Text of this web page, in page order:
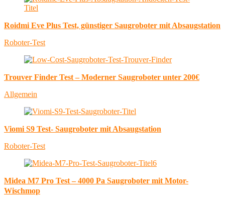
Roidmi Eve Plus Test, günstiger Saugroboter mit Absaugstation
Roboter-Test
Trouver Finder Test – Moderner Saugroboter unter 200€
Allgemein
Viomi S9 Test- Saugroboter mit Absaugstation
Roboter-Test
Midea M7 Pro Test – 4000 Pa Saugroboter mit Motor-
Wischmop